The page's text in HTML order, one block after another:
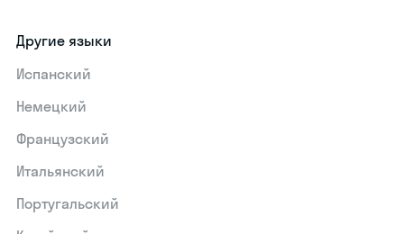
Другие языки
Испанский
Немецкий
Французский
Итальянский
Португальский